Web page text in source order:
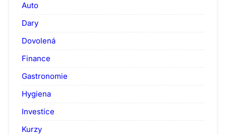
Auto
Dary
Dovolená
Finance
Gastronomie
Hygiena
Investice
Kurzy